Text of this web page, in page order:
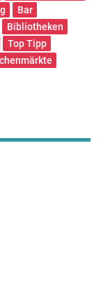
Bar
Bibliotheken
Top Tipp